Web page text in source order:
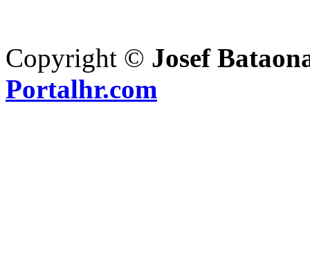
Copyright © Josef
Portalhr.com